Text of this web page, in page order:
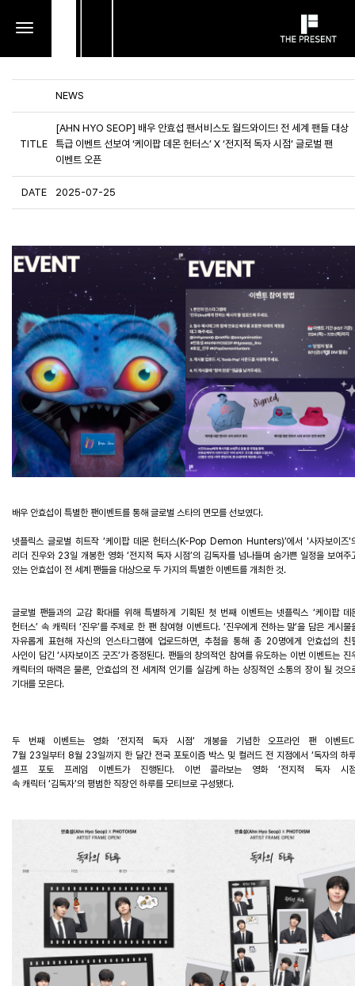
toggle
NEWS
TITLE
[AHN HYO SEOP] 배우 안효섭 팬서비스도 월드와이드! 전 세계 팬들 대상
특급 이벤트 선보여 ‘케이팝 데몬 헌터스’ X ‘전지적 독자 시점’ 글로벌 팬
이벤트 오픈
DATE 2025-07-25
배우 안효섭이 특별한 팬이벤트를 통해 글로벌 스타의 면모를 선보였다.
넷플릭스 글로벌 히트작 ‘케이팝 데몬 헌터스(K-Pop Demon Hunters)’에서 '사자보이즈'
리더 진우와23일 개봉한 영화‘전지적 독자 시점’의 김독자를 넘나들며 숨가쁜 일정을 보여주
있는 안효섭이 전 세계 팬들을 대상으로 두 가지의 특별한 이벤트를 개최한 것.
글로벌 팬들과의 교감 확대를 위해 특별하게 기 획된 첫 번째 이벤트는 넷플릭스 ‘케이팝 데
헌터스’ 속 캐릭터 ‘진우’를 주제로 한 팬 참여형 이벤트다. ‘진우에게 전하는 말’을 담은 게시물
자유롭게
표현해 자신의 인스타그램에 업로드하면 추첨을 통해 총 20명에게 안효섭의
친
사인이
담긴 ‘사자보이즈 굿즈’가 증정된다. 팬들의 창의적인 참여를 유도하는 이번 이벤트는 진
캐릭터의 매력은 물론 안효섭의 전 세계적 인기를 실감케 하는 상징적인 소통의 장이 될 것으
기대를 모은다.
두 번째 이벤트는 영화‘전지적 독자 시점’ 개봉을 기념한 오프라인 팬
이벤트
7월 23일부터 8월 23일까지 한 달간 전국 포토이즘 박스 및 컬러드 전 지점에서 ‘독자의 하
셀프
포토 프레임 이벤트가 진행된다. 이번 콜라보는 영화‘전지적 독자
시
속 캐릭터 ‘김독자’의 평범한 직장인 하루를 모티브로 구성됐다.